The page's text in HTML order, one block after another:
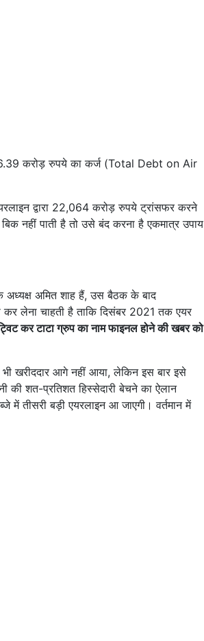
करोड़ रुपये का कर्ज (Total Debt on Air
द्वारा 22,064 करोड़ रुपये ट्रांसफर करने
नहीं पाती है तो उसे बंद करना है एकमात्र उपाय
अध्यक्ष अमित शाह हैं, उस बैठक के बाद
कर लेना चाहती है ताकि दिसंबर 2021 तक एयर
कर टाटा ग्रुप का नाम फाइनल होने की खबर को
खरीददार आगे नहीं आया, लेकिन इस बार इसे
शत-प्रतिशत हिस्सेदारी बेचने का ऐलान
तीसरी बड़ी एयरलाइन आ जाएगी। वर्तमान में